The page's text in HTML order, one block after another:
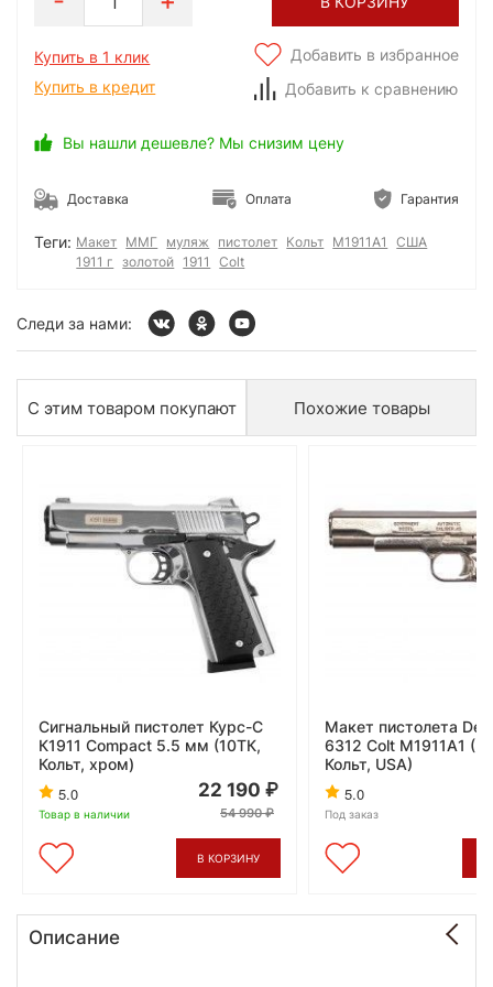
Купить в 1 клик
Купить в кредит
Добавить в избранное
Добавить к сравнению
Вы нашли дешевле? Мы снизим цену
Доставка Оплата Гарантия
Теги: Макет ММГ муляж пистолет Кольт M1911A1
США
1911 г
золотой 1911 Colt
Следи за нами:
С этим товаром покупают Похожие товары
Сигнальный пистолет Курс-С
К1911 Compact 5.5 мм (10ТК,
Кольт, хром)
5.0
Товар в наличии
22 190
54 990
В КОРЗИНУ
Макет пистолета
6312 Colt M1911A1
Кольт, USA)
5.0
Под заказ
Описание